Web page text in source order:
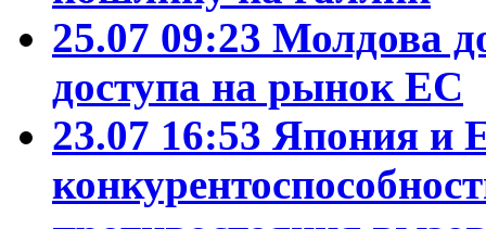
25.07 09:23 Молдова
доступа на рынок ЕС
23.07 16:53 Япония и